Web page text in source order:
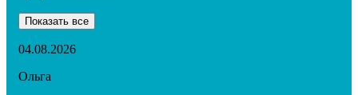
Показать все
04.08.2026
Ольга